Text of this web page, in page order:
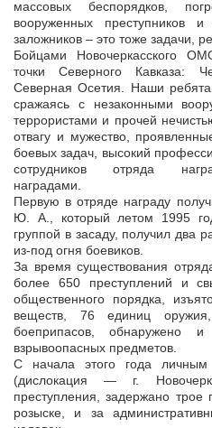
массовых беспорядков,
вооруженных преступников и
заложников – это тоже
Бойцами Новочеркасского
точки Северного Кавказа:
Северная Осетия. Наши
сражаясь с незаконными
террористами и прочей
отвагу и мужество,
боевых задач, высокий
сотрудников отряда
наградами.
Первую в отряде награду
Ю. А., который летом 1995
группой в засаду, получил два
из-под огня боевиков.
За время существования
более 650 преступлений и
общественного порядка,
веществ, 76 единиц
боеприпасов, обнаружено
взрывоопасных предметов.
С начала этого года
(дислокация — г.
преступления, задержано трое
розыске, и за